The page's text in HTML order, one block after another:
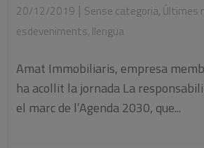
20/12/2019 | Sense categoria, Últimes
esdeveniments, llengua
Amat Immobiliaris, empresa
ha acollit la jornada La
el marc de l’Agenda 2030, que...